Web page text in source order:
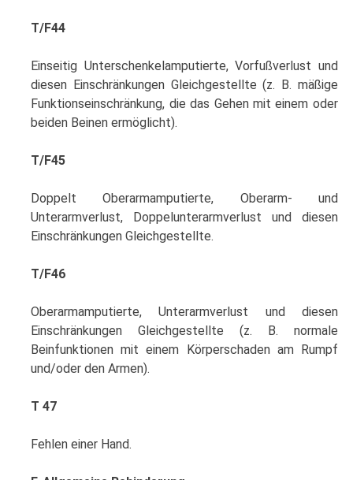
T/F44
Einseitig Unterschenkelamputierte, Vorfußverlust und
diesen Einschränkungen Gleichgestellte (z. B. mäßige
Funktionseinschränkung, die das Gehen mit einem oder
beiden Beinen ermöglicht).
T/F45
Doppelt Oberarmamputierte, Oberarm- und
Unterarmverlust, Doppelunterarmverlust und diesen
Einschränkungen Gleichgestellte.
T/F46
Oberarmamputierte, Unterarmverlust und diesen
Einschränkungen Gleichgestellte (z. B. normale
Beinfunktionen mit einem Körperschaden am Rumpf
und/oder den Armen).
T 47
Fehlen einer Hand.